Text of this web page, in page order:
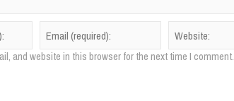
and website in this browser for the next time I comment.